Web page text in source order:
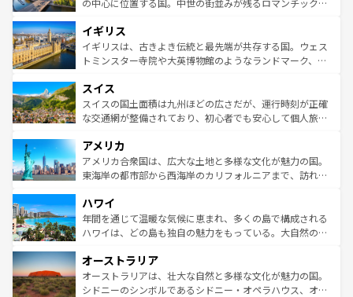
いる。シャンパンの発祥地であるランス、プロヴァンスの
香り高いラベンダー畑など、多彩な楽しみ方が可能だ。さ
らに、パリ以外の地域にも魅力が溢れており、どの街角に
れる地方に足を運ぶとそれぞれで全く異なる文化を体験で
きるだろう。 なお、新着のフランス情報はコンテンツ一覧
を参照してほしい。
の中心に位置する国。中世の街並みが残るロマンチック街
顔を持つこの国は、どこを歩いても飽きることがない。ベ
ルリンの文化的活気、バイエルン州のアルプスの絶景、そ
してライン川沿いのワイン畑といった風景は必見。ビール
は、お酒好きな人にはぜひ体験してほしい。 なお、新着の
ドイツ情報はコンテンツ一覧を参照してほしい。
イギリス
イギリスは、古きよき伝統と最先端が共存する国。ウェス
トミンスター寺院や大英博物館のようなランドマーク、歴
リアごとに異なる魅力がある。また、優雅なアフタヌーン
ティー、ビール好きにはたまらない英国パブ、サッカー観
戦など、本場だからこそできる体験も豊富。イギリスを旅
ンツ一覧を参照してほしい。
スイス
スイスの国土面積は九州ほどの広さだが、運行時刻が正確
な交通網が整備されており、初心者でも安心して個人旅行
の建物がそのまま残る町や、スイスならではのユニークな
博物館もあり、アルプス観光だけでなく町歩きも満喫する
ことができる。国民の所得が高いため物価も高いが、旅行
ば市内交通費無料で観光を楽しむこともできる。 なお、新
着のスイス情報はコンテンツ一覧 を参照してほしい。
アメリカ
アメリカ合衆国は、広大な土地と多様な文化が魅力の国。
東海岸の都市部から西海岸のカリフォルニアまで、訪れる
のような巨大都市は、観光、ショッピング、エンターテイ
ンメントが詰まった刺激的なスポットだ。一方、アメリカ
西部には大自然が広がり、グランドキャニオンやイエロー
部のニューオーリンズでは、音楽と美食が融合した独特の
文化が魅力。旅行者はアメリカの各地域で異なる魅力を楽
しみながら、その多様性と豊かな歴史を感じることができ
ハワイ
年間を通じて温暖な気候に恵まれ、多くの島で構成される
ハワイは、どの島も独自の魅力をもっている。大自然の神
ワイ島は見逃せない。また、定番の観光地といえばオアフ
島だが、静かな自然を求めるならマウイ島やカウアイ島が
おすすめ。エメラルドグリーンに輝く海をはじめ、豊かな
オーストラリア
オーストラリアは、壮大な自然と多様な文化が魅力の国。
シドニーのシンボルであるシドニー・オペラハウス、オー